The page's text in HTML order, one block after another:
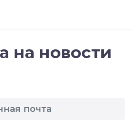
на новости